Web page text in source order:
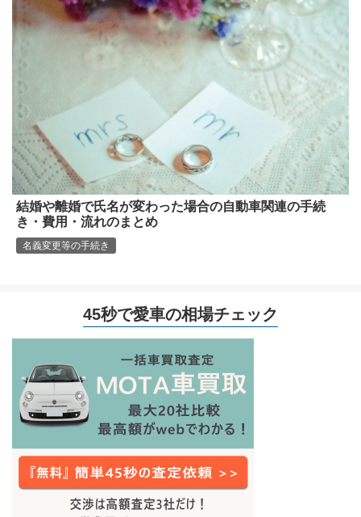
結婚や離婚で氏名が変わった場合の自動車関連の手続
き・費用・流れのまとめ
名義変更等の手続き
45秒で愛車の相場チェック